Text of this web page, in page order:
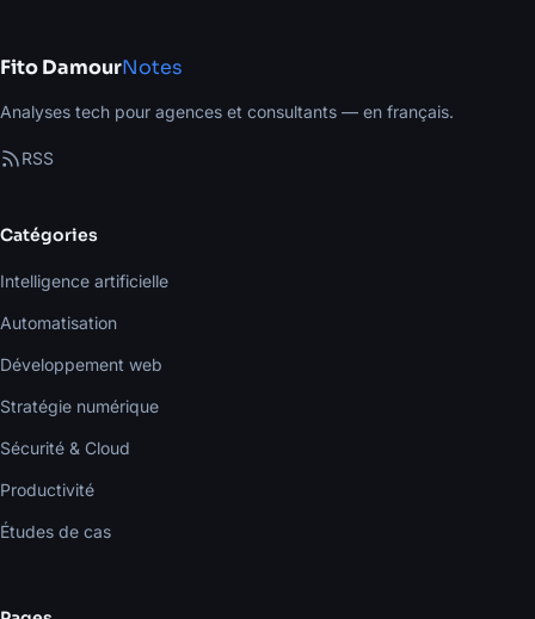
Fito DamourNotes
Analyses tech pour agences et consultants — en français.
RSS
Catégories
Intelligence artificielle
Automatisation
Développement web
Stratégie numérique
Sécurité & Cloud
Productivité
Études de cas